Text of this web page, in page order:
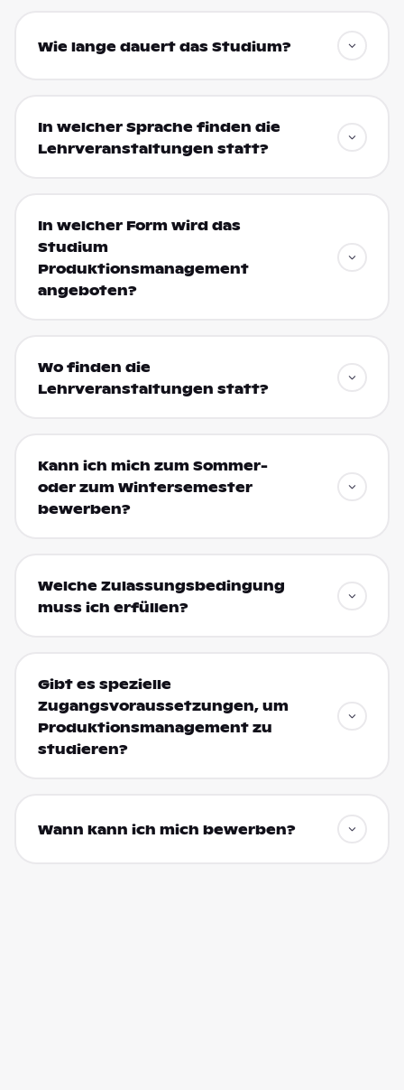
Wie lange dauert das Studium?
In welcher Sprache finden die
Lehrveranstaltungen statt?
In welcher Form wird das
Studium
Produktionsmanagement
angeboten?
Wo finden die
Lehrveranstaltungen statt?
Kann ich mich zum Sommer-
oder zum Wintersemester
bewerben?
Welche Zulassungsbedingung
muss ich erfüllen?
Gibt es spezielle
Zugangsvoraussetzungen, um
Produktionsmanagement zu
studieren?
Wann kann ich mich bewerben?